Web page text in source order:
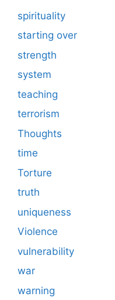
spirituality
starting over
strength
system
teaching
terrorism
Thoughts
time
Torture
truth
uniqueness
Violence
vulnerability
war
warning